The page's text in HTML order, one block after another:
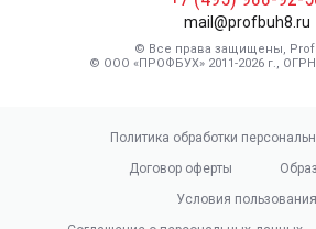
mail@profbuh8.ru
© Все права защищены,
© ООО «ПРОФБУХ» 2011-2026 г., ОГРН
Политика обработки
Договор оферты
Условия пользования